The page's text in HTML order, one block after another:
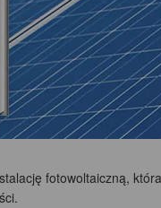
fotowoltaiczną,